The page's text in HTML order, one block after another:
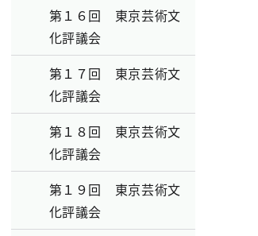
第１６回 東京芸術文
化評議会
第１７回 東京芸術文
化評議会
第１８回 東京芸術文
化評議会
第１９回 東京芸術文
化評議会